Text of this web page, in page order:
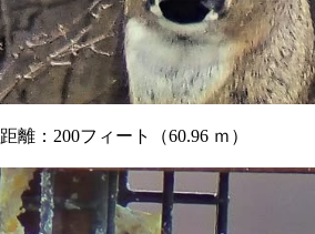
距離：200フィート（60.96 ｍ）